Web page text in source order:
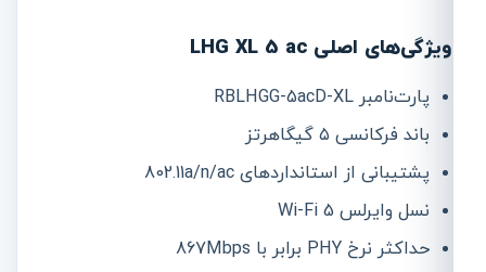
ویژگی‌های اصلی LHG XL 5 ac
پارت‌نامبر RBLHGG-5acD-XL
باند فرکانسی ۵ گیگاهرتز
پشتیبانی از استانداردهای 802.11a/n/ac
نسل وایرلس Wi-Fi 5
حداکثر نرخ PHY برابر با 867Mbps